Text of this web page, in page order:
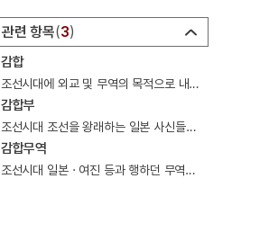
관련 항목 3
감합
조선시대에 외교 및 무역의 목적으로 내조하던 왜인(倭人)들의 입국확인서, 혹은 그것을 확인하던 일.
감합부
조선시대 조선을 왕래하는 일본 사신들에게 지참시킨 확인 표찰.
감합무역
조선시대 일본 · 여진 등과 행하던 무역의 한 형태.